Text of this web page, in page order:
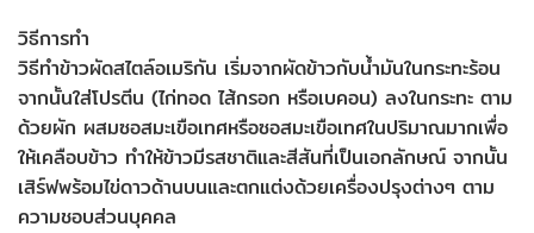
วิธีการทำ
วิธีทำข้าวผัดสไตล์อเมริกัน เริ่มจากผัดข้าวกับน้ำมันในกระทะร้อน
จากนั้นใส่โปรตีน (ไก่ทอด ไส้กรอก หรือเบคอน) ลงในกระทะ ตาม
ด้วยผัก ผสมซอสมะเขือเทศหรือซอสมะเขือเทศในปริมาณมากเพื่อ
ให้เคลือบข้าว ทำให้ข้าวมีรสชาติและสีสันที่เป็นเอกลักษณ์ จากนั้น
เสิร์ฟพร้อมไข่ดาวด้านบนและตกแต่งด้วยเครื่องปรุงต่างๆ ตาม
ความชอบส่วนบุคคล